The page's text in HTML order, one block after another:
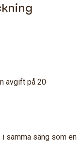
avgift på 20
samma säng som en